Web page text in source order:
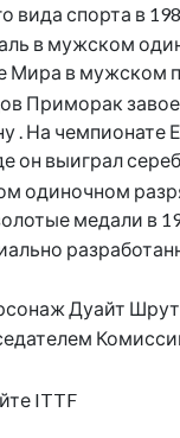
вида спорта в
в мужском
Мира в мужском
Приморак
. На чемпионате
он выиграл
медали в
Дуайт
ITTF